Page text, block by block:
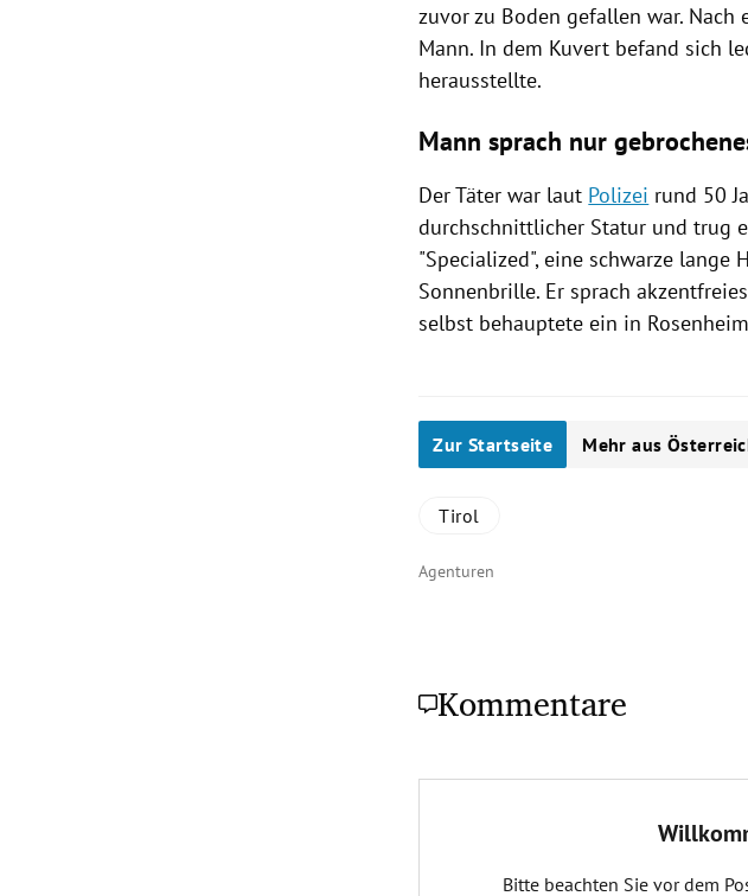
zuvor zu Boden gefallen war.
Mann. In dem Kuvert befand sich
herausstellte.
Mann sprach nur
Der Täter war laut Polizei rund 50
durchschnittlicher Statur und trug
"Specialized", eine schwarze lange
Sonnenbrille. Er sprach
selbst behauptete ein in Rosenheim
Zur Startseite Mehr aus
Tirol
Agenturen
Kommentare